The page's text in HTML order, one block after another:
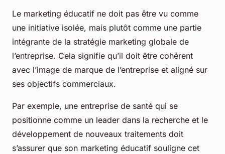
Le marketing éducatif ne doit pas être vu comme
une initiative isolée, mais plutôt comme une partie
intégrante de la stratégie marketing globale de
l’entreprise. Cela signifie qu’il doit être cohérent
avec l’image de marque de l’entreprise et aligné sur
ses objectifs commerciaux.
Par exemple, une entreprise de santé qui se
positionne comme un leader dans la recherche et le
développement de nouveaux traitements doit
s’assurer que son marketing éducatif souligne cet